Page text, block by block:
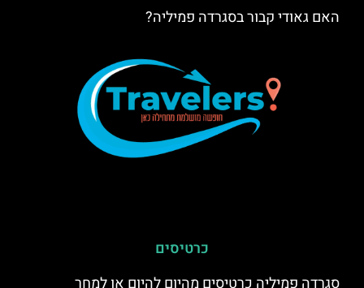
האם גאודי קבור בסגרדה פמיליה?
כרטיסים
סגרדה פמיליה כרטיסים מהיום להיום או למחר